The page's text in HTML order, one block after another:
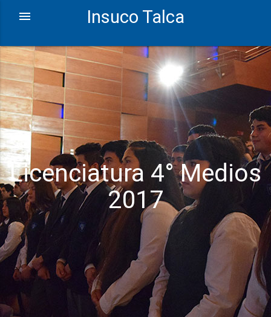
Insuco Talca
Licenciatura 4° Medios
2017